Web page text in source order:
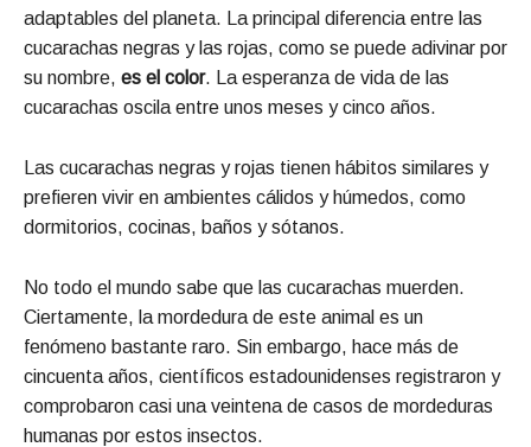
adaptables del planeta. La principal diferencia entre las
cucarachas negras y las rojas, como se puede adivinar por
su nombre, es el color. La esperanza de vida de las
cucarachas oscila entre unos meses y cinco años.
Las cucarachas negras y rojas tienen hábitos similares y
prefieren vivir en ambientes cálidos y húmedos, como
dormitorios, cocinas, baños y sótanos.
No todo el mundo sabe que las cucarachas muerden.
Ciertamente, la mordedura de este animal es un
fenómeno bastante raro. Sin embargo, hace más de
cincuenta años, científicos estadounidenses registraron y
comprobaron casi una veintena de casos de mordeduras
humanas por estos insectos.